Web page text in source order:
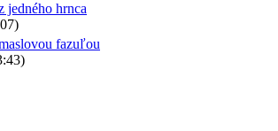
jedného hrnca
fazuľou